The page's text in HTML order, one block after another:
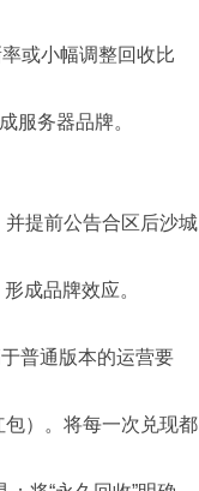
或小幅调整回收比
服务器品牌。
并提前公告合区后沙城
成品牌效应。
普通版本的运营要
包）。将每一次兑现都